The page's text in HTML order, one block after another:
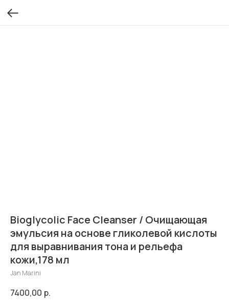
Bioglycolic Face Cleanser / Очищающая
эмульсия на основе гликолевой кислоты
для выравнивания тона и рельефа
кожи,178 мл
Jan Marini
7400,00 р.